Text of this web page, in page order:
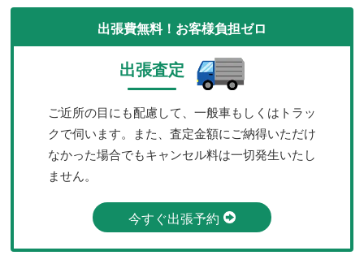
出張費無料！お客様負担ゼロ
出張査定
ご近所の目にも配慮して、一般車もしくはトラッ
クで伺います。また、査定金額にご納得いただけ
なかった場合でもキャンセル料は一切発生いたし
ません。
今すぐ出張予約